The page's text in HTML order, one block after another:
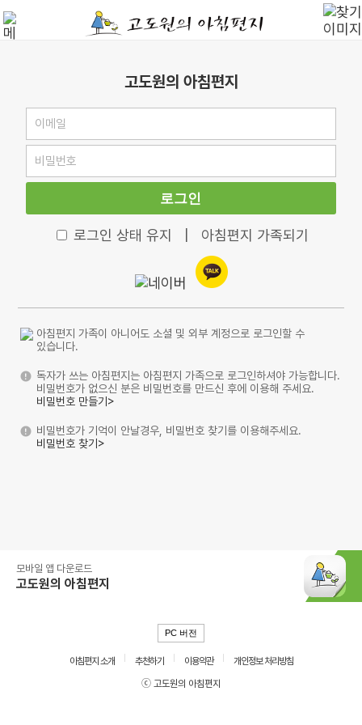
고도원의 아침편지
로그인
로그인 상태 유지 아침편지 가족되기
아침편지 가족이 아니어도 소셜 및 외부 계정으로 로그인할 수
있습니다.
독자가 쓰는 아침편지는 아침편지 가족으로 로그인하셔야 가능합니다.
비밀번호가 없으신 분은 비밀번호를 만드신 후에 이용해 주세요.
비밀번호 만들기>
비밀번호가 기억이 안날경우, 비밀번호 찾기를 이용해주세요.
비밀번호 찾기>
모바일 앱 다운로드
고도원의 아침편지
PC 버전
아침편지 소개 추천하기 이용약관
개인정보 처리방침
ⓒ 고도원의 아침편지